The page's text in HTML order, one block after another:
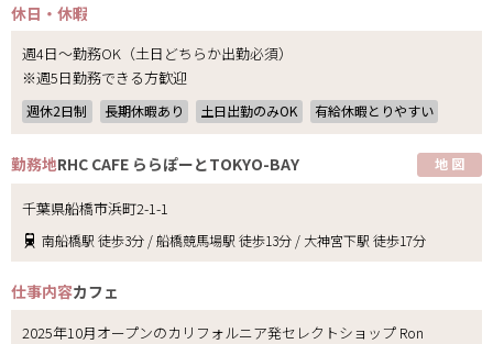
休日・休暇
週4日～勤務OK（土日どちらか出勤必須）
※週5日勤務できる方歓迎
週休2日制 長期休暇あり 土日出勤のみOK 有給休暇とりやすい
勤務地RHC CAFE ららぽーとTOKYO-BAY 地 図
千葉県船橋市浜町2-1-1
南船橋駅 徒歩3分 / 船橋競馬場駅 徒歩13分 / 大神宮下駅 徒歩17分
仕事内容カフェ
2025年10月オープンのカリフォルニア発セレクトショップ Ron